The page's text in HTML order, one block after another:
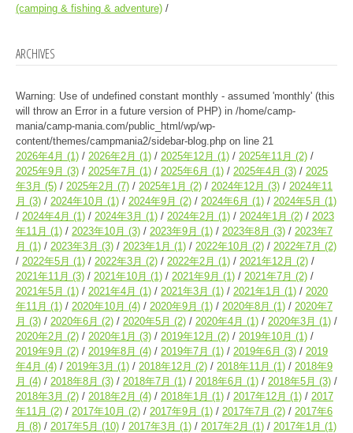
(camping & fishing & adventure)
ARCHIVES
Warning: Use of undefined constant monthly - assumed 'monthly' (this
will throw an Error in a future version of PHP) in /home/camp-
mania/camp-mania.com/public_html/wp/wp-
content/themes/campmania2/sidebar-blog.php on line 21
2026年4月 (1) 2026年2月 (1) 2025年12月 (1) 2025年11月 (2)
2025年9月 (3) 2025年7月 (1) 2025年6月 (1) 2025年4月 (3)
2025
年3月 (5) 2025年2月 (7) 2025年1月 (2) 2024年12月 (3)
2024年11
月 (3) 2024年10月 (1) 2024年9月 (2) 2024年6月 (1) 2024年5月 (1)
2024年4月 (1) 2024年3月 (1) 2024年2月 (1) 2024年1月 (2)
2023
年11月 (1) 2023年10月 (3) 2023年9月 (1) 2023年8月 (3)
2023年7
月 (1) 2023年3月 (3) 2023年1月 (1) 2022年10月 (2) 2022年7月 (2)
2022年5月 (1) 2022年3月 (2) 2022年2月 (1) 2021年12月 (2)
2021年11月 (3) 2021年10月 (1) 2021年9月 (1) 2021年7月 (2)
2021年5月 (1) 2021年4月 (1) 2021年3月 (1) 2021年1月 (1)
2020
年11月 (1) 2020年10月 (4) 2020年9月 (1) 2020年8月 (1)
2020年7
月 (3) 2020年6月 (2) 2020年5月 (2) 2020年4月 (1) 2020年3月 (1)
2020年2月 (2) 2020年1月 (3) 2019年12月 (2) 2019年10月 (1)
2019年9月 (2) 2019年8月 (4) 2019年7月 (1) 2019年6月 (3)
2019
年4月 (4) 2019年3月 (1) 2018年12月 (2) 2018年11月 (1)
2018年9
月 (4) 2018年8月 (3) 2018年7月 (1) 2018年6月 (1) 2018年5月 (3)
2018年3月 (2) 2018年2月 (4) 2018年1月 (1) 2017年12月 (1)
2017
年11月 (2) 2017年10月 (2) 2017年9月 (1) 2017年7月 (2)
2017年6
月 (8) 2017年5月 (10) 2017年3月 (1) 2017年2月 (1) 2017年1月 (1)